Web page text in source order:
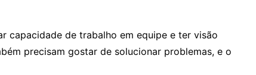
capacidade de trabalho em equipe e ter visão
precisam gostar de solucionar problemas, e o